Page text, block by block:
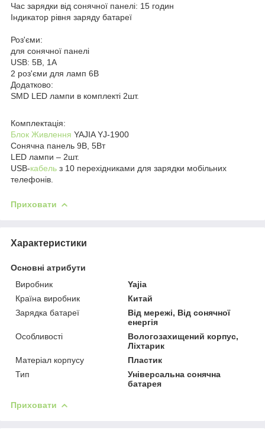
Час зарядки від сонячної панелі: 15 годин
Індикатор рівня заряду батареї
Роз'єми:
для сонячної панелі
USB: 5В, 1А
2 роз'єми для ламп 6В
Додатково:
SMD LED лампи в комплекті 2шт.
Комплектація:
Блок Живлення YAJIA YJ-1900
Сонячна панель 9В, 5Вт
LED лампи – 2шт.
USB-кабель з 10 перехідниками для зарядки мобільних
телефонів.
Приховати
Характеристики
Основні атрибути
Виробник
Yajia
Країна виробник
Китай
Зарядка батареї
Від мережі, Від сонячної
енергія
Особливості
Вологозахищений корпус,
Ліхтарик
Матеріал корпусу
Пластик
Тип
Універсальна сонячна
батарея
Приховати